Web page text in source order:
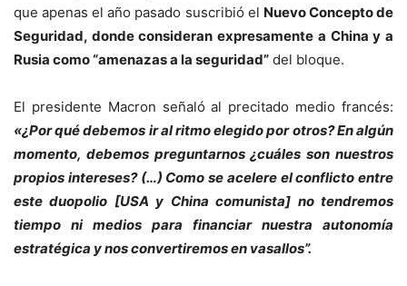
que apenas el año pasado suscribió el Nuevo Concepto de
Seguridad, donde consideran expresamente a China y a
Rusia como “amenazas a la seguridad” del bloque.
El presidente Macron señaló al precitado medio francés:
«¿Por qué debemos ir al ritmo elegido por otros? En algún
momento, debemos preguntarnos ¿cuáles son nuestros
propios intereses? (…) Como se acelere el conflicto entre
este duopolio [USA y China comunista] no tendremos
tiempo ni medios para financiar nuestra autonomía
estratégica y nos convertiremos en vasallos”.